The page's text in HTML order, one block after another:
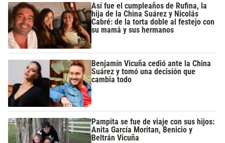
Así fue el cumpleaños de Rufina, la
hija de la China Suárez y Nicolás
Cabré: de la torta doble al festejo con
su mamá y sus hermanos
Benjamín Vicuña cedió ante la China
Suárez y tomó una decisión que
cambia todo
Pampita se fue de viaje con sus hijos:
Anita García Moritan, Benicio y
Beltrán Vicuña